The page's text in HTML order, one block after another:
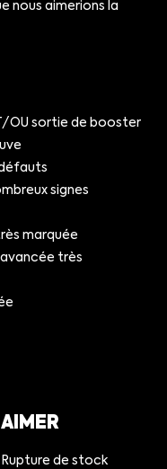
nous aimerions la
OU sortie de booster
signes
marquée
très
Rupture de stock